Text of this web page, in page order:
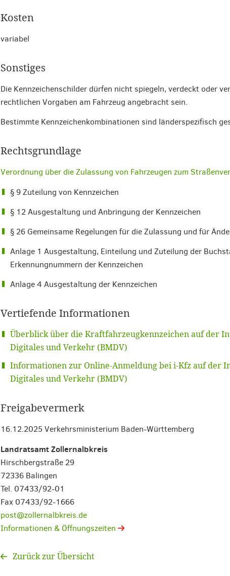
Kosten
variabel
Sonstiges
Die Kennzeichenschilder dürfen nicht spiegeln, verdeckt oder
rechtlichen Vorgaben am Fahrzeug angebracht sein.
Bestimmte Kennzeichenkombinationen sind länderspezifisch
Rechtsgrundlage
Verordnung über die Zulassung von Fahrzeugen zum
§ 9 Zuteilung von Kennzeichen
§ 12 Ausgestaltung und Anbringung der Kennzeichen
§ 26 Gemeinsame Regelungen für die Zulassung und für
Anlage 1 Ausgestaltung, Einteilung und Zuteilung der
Erkennungnummern der Kennzeichen
Anlage 4 Ausgestaltung der Kennzeichen
Vertiefende Informationen
Überblick über die Kraftfahrzeugkennzeichen auf der
Digitales und Verkehr (BMDV)
Informationen zur Online-Anmeldung bei i-Kfz auf der
Digitales und Verkehr (BMDV)
Freigabevermerk
16.12.2025 Verkehrsministerium Baden-Württemberg
Landratsamt Zollernalbkreis
Hirschbergstraße 29
72336 Balingen
Tel. 07433/92-01
Fax 07433/92-1666
post@zollernalbkreis.de
Informationen & Öffnungszeiten
Zurück zur Übersicht